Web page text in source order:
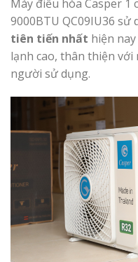
Máy điều hòa Casper 1
9000BTU QC09IU36
tiên tiến nhất hiện
lạnh cao, thân thiện
người sử dụng.